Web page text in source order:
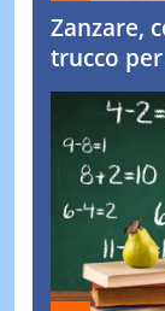
Zanzare,
trucco